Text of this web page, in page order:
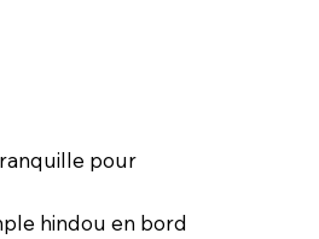
pour
hindou en bord